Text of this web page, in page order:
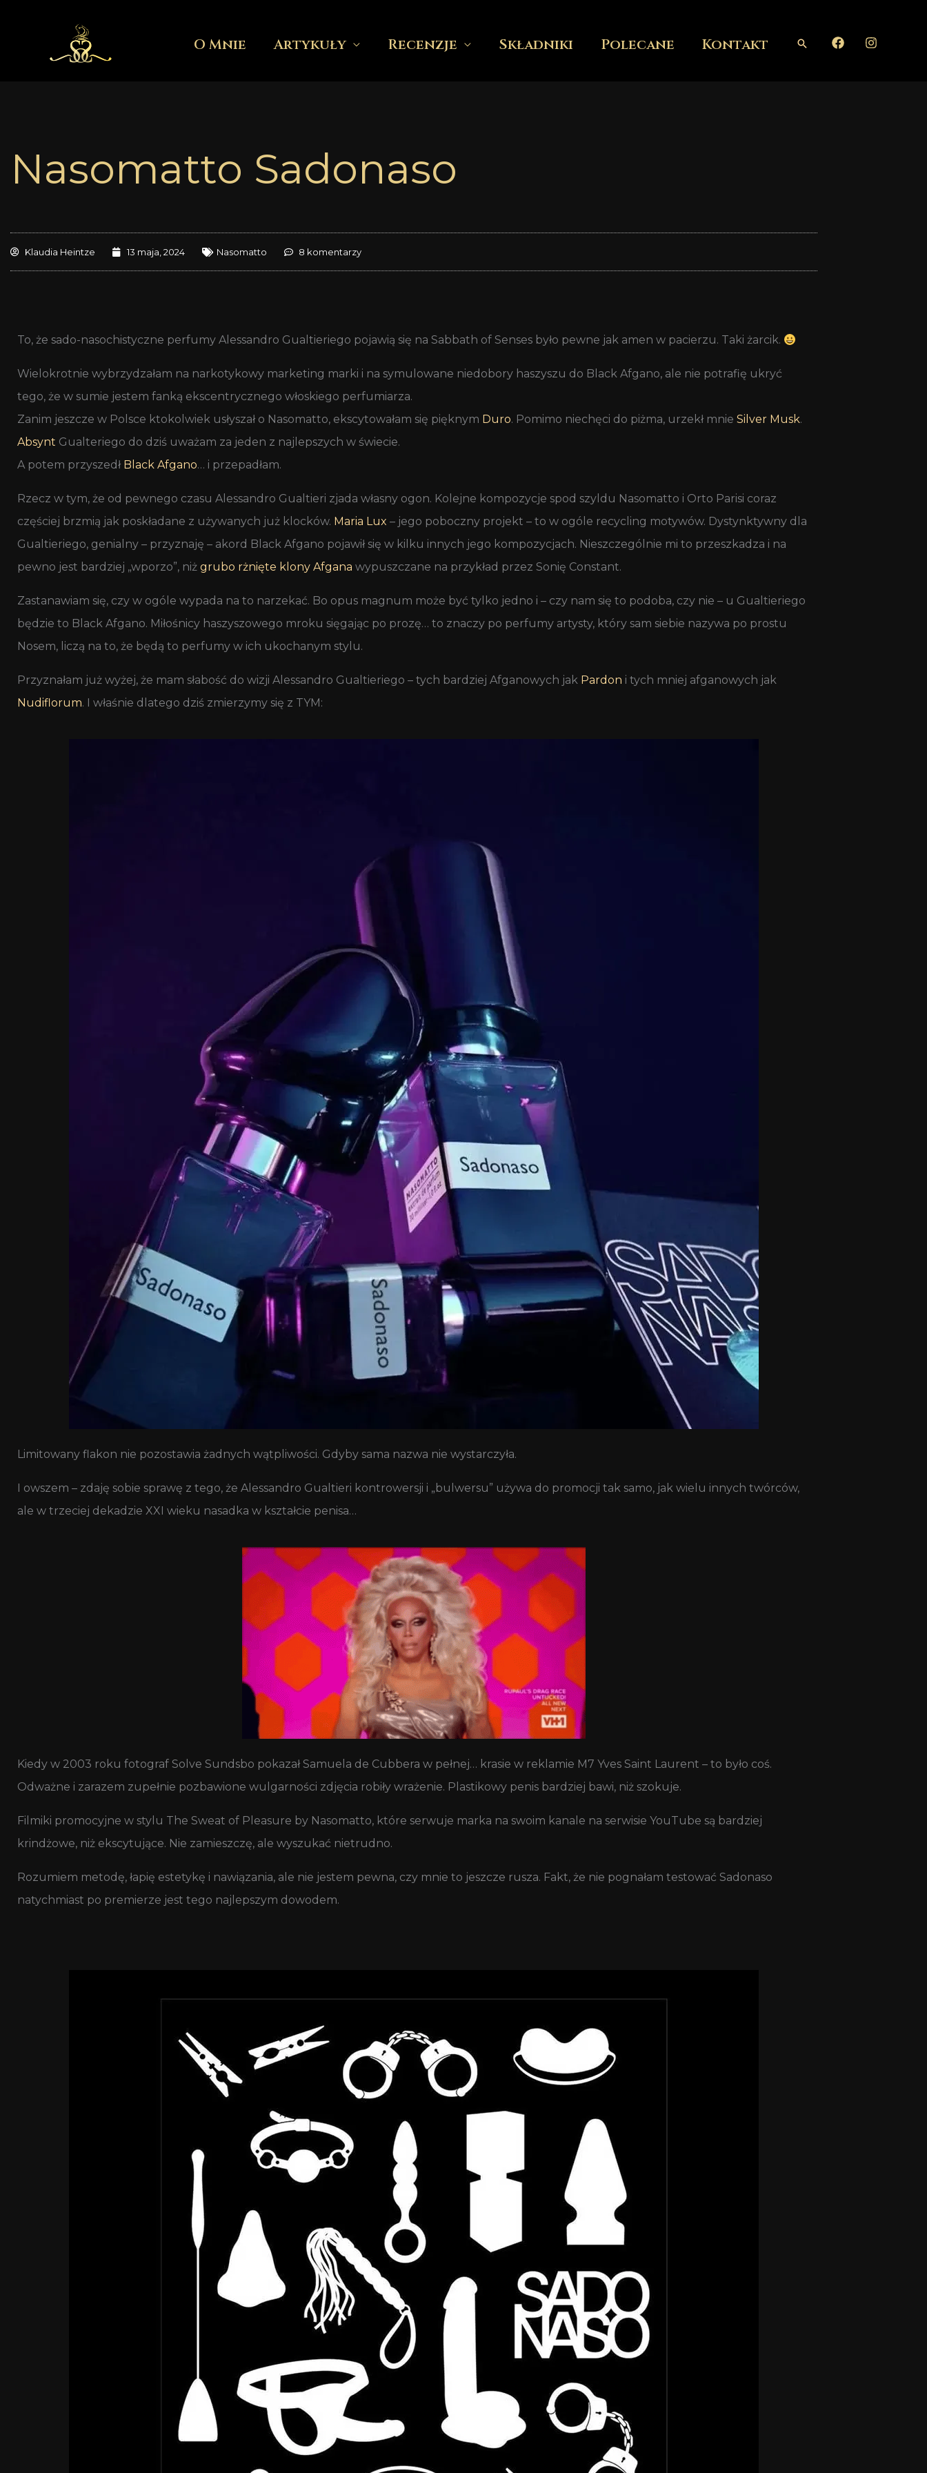
O Mnie Artykuły Recenzje Składniki Polecane Kontakt Szukaj
Nasomatto Sadonaso
Klaudia Heintze 13 maja, 2024 Nasomatto 8 komentarzy
To, że sado-nasochistyczne perfumy Alessandro Gualtieriego pojawią się na Sabbath of Senses było pewne jak amen w pacierzu. Taki żarcik.
Wielokrotnie wybrzydzałam na narkotykowy marketing marki i na symulowane niedobory haszyszu do Black Afgano, ale nie potrafię ukryć
tego, że w sumie jestem fanką ekscentrycznego włoskiego perfumiarza.
Zanim jeszcze w Polsce ktokolwiek usłyszał o Nasomatto, ekscytowałam się pięknym Duro. Pomimo niechęci do piżma, urzekł mnie Silver Musk.
Absynt Gualteriego do dziś uważam za jeden z najlepszych w świecie.
A potem przyszedł Black Afgano… i przepadłam.
Rzecz w tym, że od pewnego czasu Alessandro Gualtieri zjada własny ogon. Kolejne kompozycje spod szyldu Nasomatto i Orto Parisi coraz
częściej brzmią jak poskładane z używanych już klocków. Maria Lux – jego poboczny projekt – to w ogóle recycling motywów. Dystynktywny dla
Gualtieriego, genialny – przyznaję – akord Black Afgano pojawił się w kilku innych jego kompozycjach. Nieszczególnie mi to przeszkadza i na
pewno jest bardziej „wporzo”, niż grubo rżnięte klony Afgana wypuszczane na przykład przez Sonię Constant.
Zastanawiam się, czy w ogóle wypada na to narzekać. Bo opus magnum może być tylko jedno i – czy nam się to podoba, czy nie – u Gualtieriego
będzie to Black Afgano. Miłośnicy haszyszowego mroku sięgając po prozę… to znaczy po perfumy artysty, który sam siebie nazywa po prostu
Nosem, liczą na to, że będą to perfumy w ich ukochanym stylu.
Przyznałam już wyżej, że mam słabość do wizji Alessandro Gualtieriego – tych bardziej Afganowych jak Pardon i tych mniej afganowych jak
Nudiflorum. I właśnie dlatego dziś zmierzymy się z TYM:
Limitowany flakon nie pozostawia żadnych wątpliwości. Gdyby sama nazwa nie wystarczyła.
I owszem – zdaję sobie sprawę z tego, że Alessandro Gualtieri kontrowersji i „bulwersu” używa do promocji tak samo, jak wielu innych twórców,
ale w trzeciej dekadzie XXI wieku nasadka w kształcie penisa…
Kiedy w 2003 roku fotograf Solve Sundsbo pokazał Samuela de Cubbera w pełnej… krasie w reklamie M7 Yves Saint Laurent – to było coś.
Odważne i zarazem zupełnie pozbawione wulgarności zdjęcia robiły wrażenie. Plastikowy penis bardziej bawi, niż szokuje.
Filmiki promocyjne w stylu The Sweat of Pleasure by Nasomatto, które serwuje marka na swoim kanale na serwisie YouTube są bardziej
krindżowe, niż ekscytujące. Nie zamieszczę, ale wyszukać nietrudno.
Rozumiem metodę, łapię estetykę i nawiązania, ale nie jestem pewna, czy mnie to jeszcze rusza. Fakt, że nie pognałam testować Sadonaso
natychmiast po premierze jest tego najlepszym dowodem.